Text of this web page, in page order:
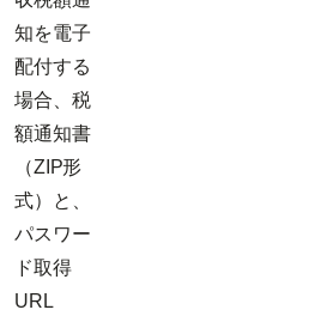
知を電子
配付する
場合、税
額通知書
（ZIP形
式）と、
パスワー
ド取得
URL